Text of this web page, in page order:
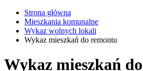
Strona główna
Mieszkania komunalne
Wykaz wolnych lokali
Wykaz mieszkań do remontu
Wykaz mieszkań